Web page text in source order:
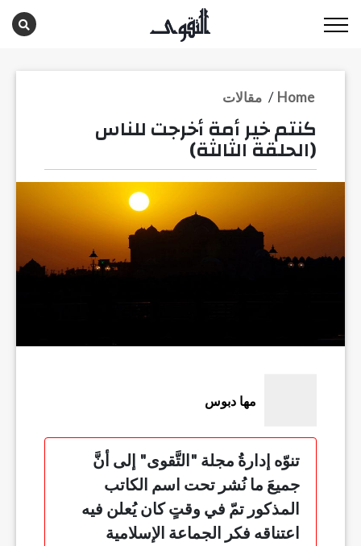
مقالات / Home
كنتم خير أمة أخرجت للناس
(الحلقة الثالثة)
مها دبوس
تنوّه إدارةُ مجلة "التَّقوى" إلى أنَّ
جميعَ ما نُشر تحت اسم الكاتب
المذكور تمّ في وقتٍ كان يُعلن فيه
اعتناقه فكر الجماعة الإسلامية